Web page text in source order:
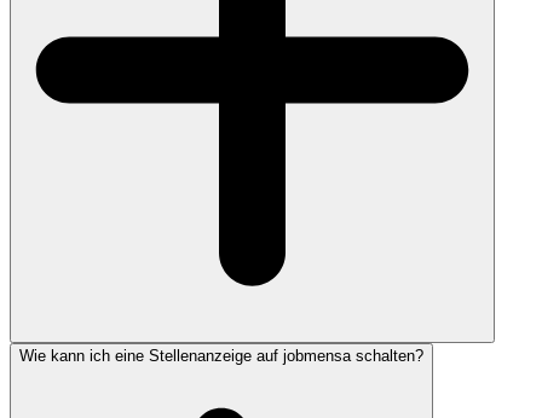
Wie kann ich eine Stellenanzeige auf jobmensa schalten?